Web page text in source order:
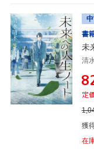
書
未
清
定
獲
在